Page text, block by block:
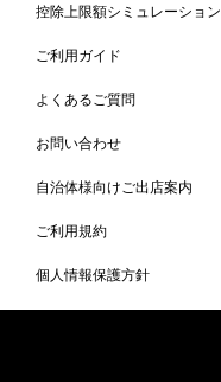
控除上限額シミュレーション
ご利用ガイド
よくあるご質問
お問い合わせ
自治体様向けご出店案内
ご利用規約
個人情報保護方針